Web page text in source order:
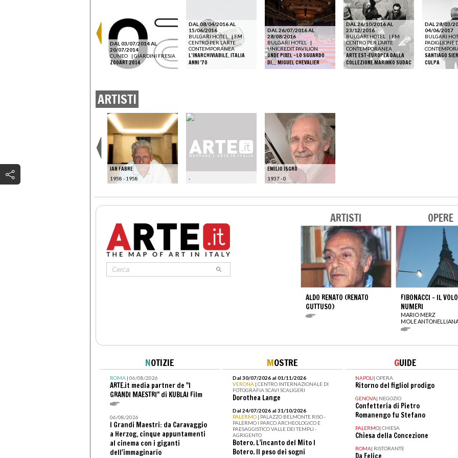
DAL 03/07/2014 AL
20/07/2014
CUNEO
| GIARDINI FRESIA
ZOOART 2014
DAL 08/04/2016 AL
15/06/2016
BULGARI HOTEL |FM
CENTRO PER L’ARTE
CONTEMPORANEA
L’INARCHIVIABILE. ITALIA
ANNI '70
DAL 26/07/2016 AL
28/08/2016
BULGARI HOTEL |
UNICREDIT PAVILION
ONDE PIXEL – LO SGUARDO
DI… MIGUEL CHEVALIER
DAL 26/10/2016 AL
23/12/2016
BULGARI HOTEL
| FM
CENTRO PER L’ARTE
CONTEMPORANEA
ARTE EST-EUROPEA DALLA
COLLEZIONE MARINKO SUDAC
DAL 28/03/
04/06/2017
BULGARI
PADIGLIONE
SANTIAGO
CULPA
ARTISTI
JAN FABRE
1958 - 1958 -
EMILIO ISGRÒ
1937 - 0
ARTISTI
ALDO RENATO (RENATO
GUTTUSO)
OPERE
FIBONACCI – IL
NUMERI
MARIO MERZ
MOLE
NOTIZIE
ROMA| 06/08/2026
ARTE.it media partner de "I
GRANDI MAESTRI" di KUBLAI Film
06/08/2026
I Grandi Maestri: da Caravaggio
a Herzog, cinque appuntamenti
al cinema con i giganti
dell'immaginario
MOSTRE
Dal 30/07/2026 al 01/11/2026
VERONA | CENTRO INTERNAZIONALE DI
FOTOGRAFIA SCAVI SCALIGERI
Dorothea Lange
Dal 24/07/2026 al 31/10/2026
PALERMO | PALAZZO BELMONTE RISO -
PALERMO I PARCO ARCHEOLOGICO E
PAESAGGISTICO VALLE DEI TEMPLI -
AGRIGENTO
Botero. L’incanto del Mito I
Botero. Il peso dei sogni
GUIDE
NAPOLI| OPERA
Ritorno del figliol prodigo
GENOVA| NEGOZIO
Confetteria di Pietro
Romanengo fu Stefano
PALERMO| CHIESA
Chiesa della Concezione
ROMA| RISTORANTE
Da Felice